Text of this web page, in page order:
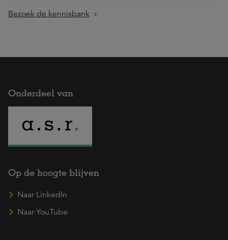
Bezoek de kennisbank
Onderdeel van
Op de hoogte blijven
Naar LinkedIn
Naar YouTube